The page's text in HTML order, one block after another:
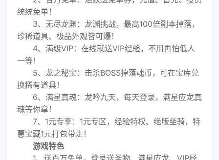
统统免单！
3、无尽龙渊：龙渊挑战，最高100倍副本掉落，
珍稀道具、极品外观皆可爆！
4、满级VIP：在线就送VIP经验，不用再怕低人
一等！
5、龙之秘宝：击杀BOSS掉落魂币，可在宝库兑
换稀有道具！
6、满星真魂：龙吟九天，每天登录，满星应龙真
魂等你拿！
7、1元专享：1元专区，经验特权、绝版坐骑，特
惠宝藏1元打包带走！
游戏特色
1、送百万免单，登录送圣物、满星应龙、VIP经